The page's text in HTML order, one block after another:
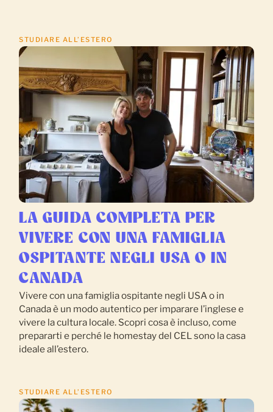
STUDIARE ALL’ESTERO
LA GUIDA COMPLETA PER
VIVERE CON UNA FAMIGLIA
OSPITANTE NEGLI USA O IN
CANADA
Vivere con una famiglia ospitante negli USA o in
Canada è un modo autentico per imparare l’inglese e
vivere la cultura locale. Scopri cosa è incluso, come
prepararti e perché le homestay del CEL sono la casa
ideale all’estero.
STUDIARE ALL’ESTERO